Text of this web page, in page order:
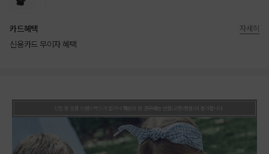
카드혜택
신용카드 무이자 혜택
자세히